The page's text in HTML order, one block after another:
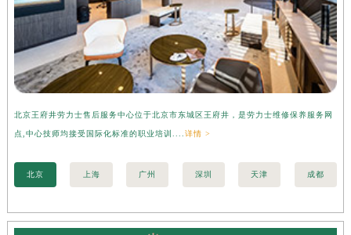
北京王府井劳力士售后服务中心位于北京市东城区王府井，是劳力士维修保养服务网
点,中心技师均接受国际化标准的职业培训.... 详情 >
北京 上海 广州 深圳 天津 成都